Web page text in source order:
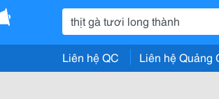
Liên hệ QC Liên hệ Quảng